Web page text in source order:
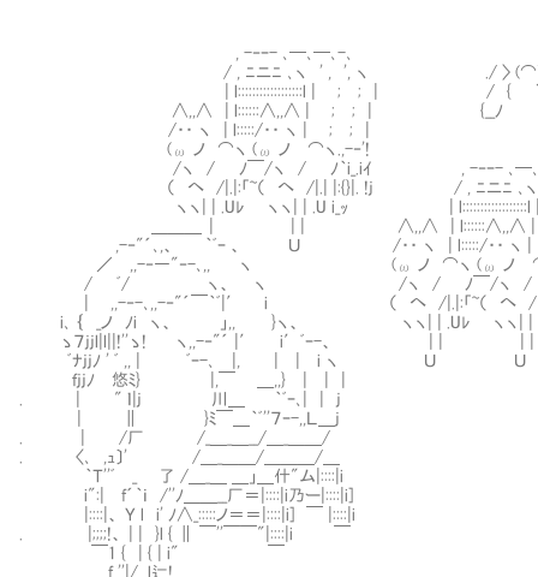
, -‐ｰ- ､─､─､-､
/ , ﾆニﾆ ､ヽ ' , ', ヽ ./ 〉 (⌒
| l::::::::::::::::::l | ; ; | / { ＼ ＼
∧,,∧ | l::::::∧,,∧ | ; ; | {__ﾉ 乂__ﾉ
/・・ ヽ | l:::::/・・ ヽ | ; ; |
(ω ノ ⌒ヽ (ω ノ ⌒ヽ.,-‐'!
/ヽ / ﾉ￣/ヽ / ﾉ｀i_.iｲ , -‐ｰ- ､─､─
（ へ /|.|:「~（ へ /|.| |:{}|. !j / , ﾆニﾆ ､ヽ '
ヽヽ| | .Uﾚ ヽヽ| | .U i_ｯ |
＿＿＿ | | | ∧,,∧ |
,-‐"´､,、 ｀ﾞｰ 、 Ｕ /・・ ヽ | l:::::/・
／ ,,-‐―"‐-､,, ヽ (ω ノ ⌒ヽ (ω ノ ⌒ヽ
/ ﾞ/ ヽ、 ヽ /ヽ / ﾉ￣/ヽ / ﾉ｀i_.iｲ
| ,,-‐-､,,-‐"´￣｀ﾞ|′ i （ へ /|.|:「~（ へ /|.|
i､ ｛ _ノ ﾉi ヽ、 」,, }ヽ、 ヽヽ| | .Uﾚ ヽヽ| |
ゝ７jjl|l||!''ゝ! ヽ,,-‐"´ |′ i′ﾞｰ-、 | | | |
ﾞﾅjjﾉ ' ﾞ ,, | ﾞｰ-､ |, | | i ヽ Ｕ Ｕ
ｆjjﾉ 悠ﾐ} |,￣ ∟＿,,} | | |
. | " ｌ|j 川＿ ｀ﾞｰ､| | j
| ∥ }ﾐ￣＿｀ﾞ''７ｰ-,,Ｌ＿j
. | /厂 /_＿_＿__/＿_＿＿/
. 〈､ ,ｭ〕' /＿_＿＿/＿＿＿/＿
｀Ｔ''ﾞ _ 了 /＿_＿ ＿」＿什"ム|::::|i
i":| f´｀ｉ /''ﾉ＿＿__厂＝|::::|i乃ー|::::|i]
|::::|、 Ｙ l i' ﾉ∧_:::::ノ＝＝|::::|i] ￣ |::::|i
. |;;;;!、 | | }l { ∥ ￣''￣￣"|::::|i ￣
￣1 { | { | i" ￣
f_''|/_ l辷!